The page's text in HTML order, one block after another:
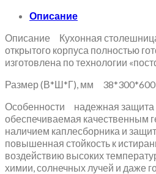
Описание
Описание Кухонная
открытого корпуса полностью
изготовлена по технологии
Размер (В*Ш*Г), мм 38*300*600
Особенности надежная защита
обеспечиваемая качественным
наличием каплесборника и
повышенная стойкость к
воздействию высоких
химии, солнечных лучей и даже